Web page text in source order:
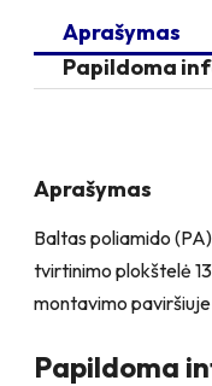
ratukas
su
stabdžiu,
Aprašymas
Papildoma
Aprašymas
Baltas poliamido
tvirtinimo plokštelė
montavimo
Papildoma